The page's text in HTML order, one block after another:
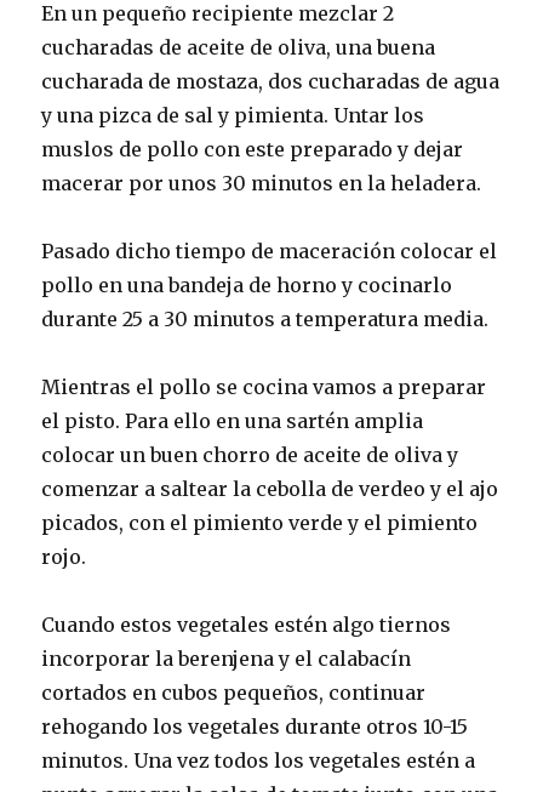
En un pequeño recipiente mezclar 2
cucharadas de aceite de oliva, una buena
cucharada de mostaza, dos cucharadas de agua
y una pizca de sal y pimienta. Untar los
muslos de pollo con este preparado y dejar
macerar por unos 30 minutos en la heladera.
Pasado dicho tiempo de maceración colocar el
pollo en una bandeja de horno y cocinarlo
durante 25 a 30 minutos a temperatura media.
Mientras el pollo se cocina vamos a preparar
el pisto. Para ello en una sartén amplia
colocar un buen chorro de aceite de oliva y
comenzar a saltear la cebolla de verdeo y el ajo
picados, con el pimiento verde y el pimiento
rojo.
Cuando estos vegetales estén algo tiernos
incorporar la berenjena y el calabacín
cortados en cubos pequeños, continuar
rehogando los vegetales durante otros 10-15
minutos. Una vez todos los vegetales estén a